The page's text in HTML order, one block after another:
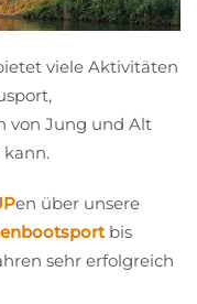
viele Aktivitäten
von Jung und Alt
en über unsere
bis
sehr erfolgreich